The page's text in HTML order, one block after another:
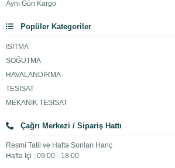
Aynı Gün Kargo
Popüler Kategoriler
ISITMA
SOĞUTMA
HAVALANDIRMA
TESİSAT
MEKANİK TESİSAT
Çağrı Merkezi / Sipariş Hattı
Resmi Tatil ve Hafta Sonları Hariç
Hafta İçi : 09:00 - 18:00